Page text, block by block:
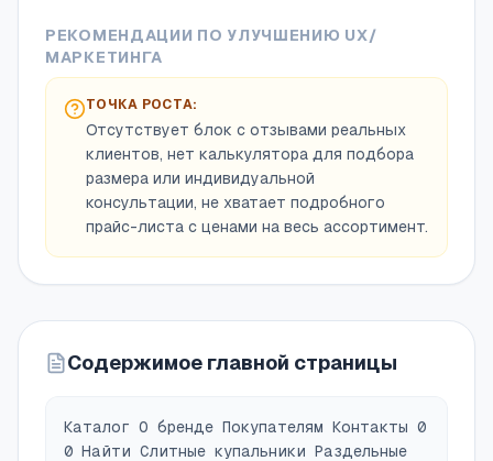
РЕКОМЕНДАЦИИ ПО УЛУЧШЕНИЮ UX/
МАРКЕТИНГА
ТОЧКА РОСТА:
Отсутствует блок с отзывами реальных
клиентов, нет калькулятора для подбора
размера или индивидуальной
консультации, не хватает подробного
прайс-листа с ценами на весь ассортимент.
Содержимое главной страницы
Каталог О бренде Покупателям Контакты 0
0 Найти Слитные купальники Раздельные